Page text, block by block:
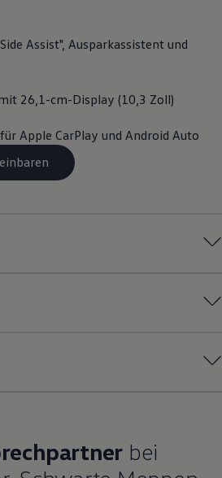
Kundenbetreuung
Kontrollleuchten
Assist", Ausparkassistent und
26,1-cm-Display (10,3 Zoll)
Apple CarPlay und Android Auto
bei